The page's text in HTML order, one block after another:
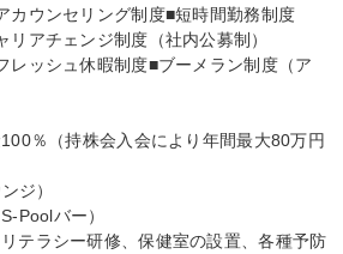
カウンセリング制度■短時間勤務制度
アチェンジ制度（社内公募制）
レッシュ休暇制度■ブーメラン制度（ア
％（持株会入会により年間最大80万円
ジ）
Poolバー）
テラシー研修、保健室の設置、各種予防